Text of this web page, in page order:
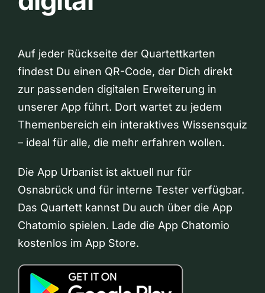
Auf jeder Rückseite der Quartettkarten
findest Du einen QR-Code, der Dich direkt
zur passenden digitalen Erweiterung in
unserer App führt. Dort wartet zu jedem
Themenbereich ein interaktives Wissensquiz
– ideal für alle, die mehr erfahren wollen.
Die App Urbanist ist aktuell nur für
Osnabrück und für interne Tester verfügbar.
Das Quartett kannst Du auch über die App
Chatomio spielen. Lade die App Chatomio
kostenlos im App Store.